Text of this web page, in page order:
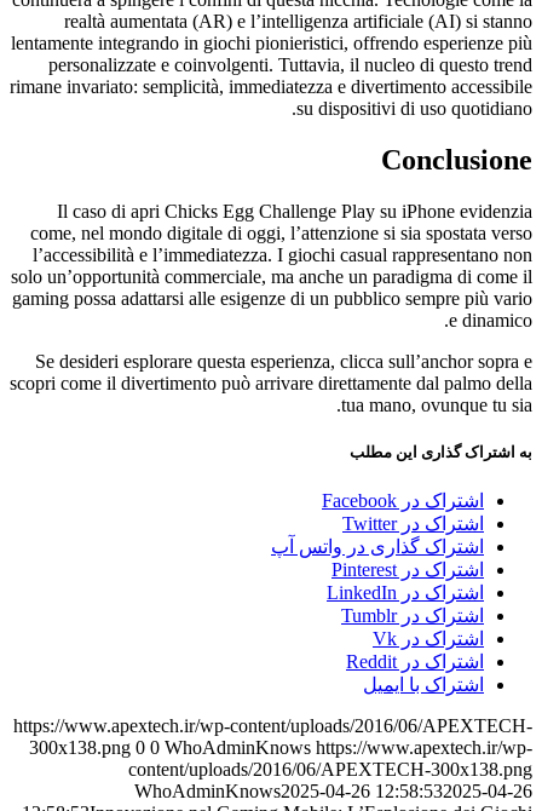
realtà aumentata (AR) e l’intelligenza artificiale (AI) si stanno
lentamente integrando in giochi pionieristici, offrendo esperienze più
personalizzate e coinvolgenti. Tuttavia, il nucleo di questo trend
rimane invariato: semplicità, immediatezza e divertimento accessibile
su dispositivi di uso quotidiano.
Conclusione
Il caso di apri Chicks Egg Challenge Play su iPhone evidenzia
come, nel mondo digitale di oggi, l’attenzione si sia spostata verso
l’accessibilità e l’immediatezza. I giochi casual rappresentano non
solo un’opportunità commerciale, ma anche un paradigma di come il
gaming possa adattarsi alle esigenze di un pubblico sempre più vario
e dinamico.
Se desideri esplorare questa esperienza, clicca sull’anchor sopra e
scopri come il divertimento può arrivare direttamente dal palmo della
tua mano, ovunque tu sia.
به اشتراک گذاری این مطلب
اشتراک در Facebook
اشتراک در Twitter
اشتراک گذاری در واتس آپ
اشتراک در Pinterest
اشتراک در LinkedIn
اشتراک در Tumblr
اشتراک در Vk
اشتراک در Reddit
اشتراک با ایمیل
https://www.apextech.ir/wp-content/uploads/2016/06/APEXTECH-
300x138.png 0 0 WhoAdminKnows https://www.apextech.ir/wp-
content/uploads/2016/06/APEXTECH-300x138.png
WhoAdminKnows2025-04-26 12:58:532025-04-26